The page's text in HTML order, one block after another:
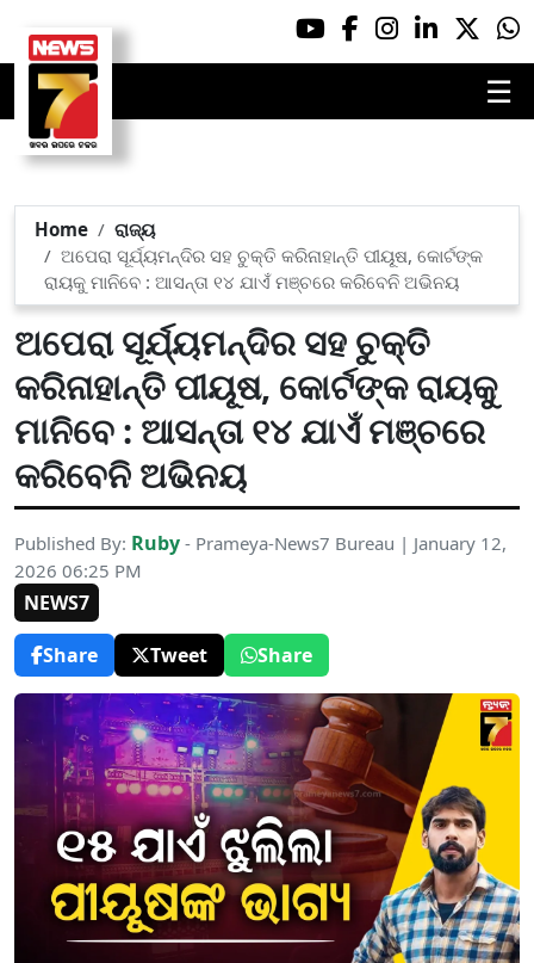
☰
Home
ରାଜ୍ୟ
ଅପେରା ସୂର୍ଯ୍ୟମନ୍ଦିର ସହ ଚୁକ୍ତି କରିନାହାନ୍ତି ପୀୟୂଷ, କୋର୍ଟଙ୍କ
ରାୟକୁ ମାନିବେ : ଆସନ୍ତା ୧୪ ଯାଏଁ ମଞ୍ଚରେ କରିବେନି ଅଭିନୟ
ଅପେରା ସୂର୍ଯ୍ୟମନ୍ଦିର ସହ ଚୁକ୍ତି
କରିନାହାନ୍ତି ପୀୟୂଷ, କୋର୍ଟଙ୍କ ରାୟକୁ
ମାନିବେ : ଆସନ୍ତା ୧୪ ଯାଏଁ ମଞ୍ଚରେ
କରିବେନି ଅଭିନୟ
Published By: Ruby - Prameya-News7 Bureau | January 12,
2026 06:25 PM
NEWS7
Share
Tweet Share